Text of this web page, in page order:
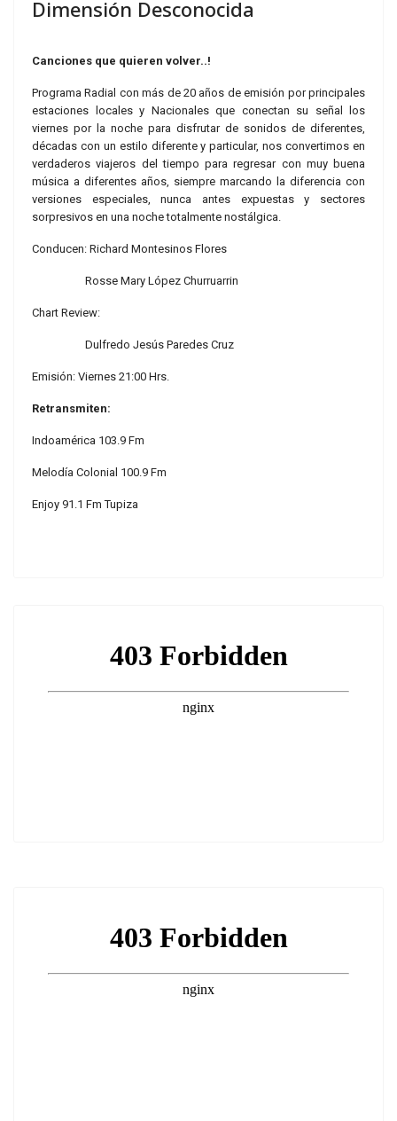
Dimensión Desconocida
Canciones que quieren volver..!
Programa Radial con más de 20 años de emisión por principales
estaciones locales y Nacionales que conectan su señal los
viernes por la noche para disfrutar de sonidos de diferentes,
décadas con un estilo diferente y particular, nos convertimos en
verdaderos viajeros del tiempo para regresar con muy buena
música a diferentes años, siempre marcando la diferencia con
versiones especiales, nunca antes expuestas y sectores
sorpresivos en una noche totalmente nostálgica.
Conducen: Richard Montesinos Flores
Rosse Mary López Churruarrin
Chart Review:
Dulfredo Jesús Paredes Cruz
Emisión: Viernes 21:00 Hrs.
Retransmiten:
Indoamérica 103.9 Fm
Melodía Colonial 100.9 Fm
Enjoy 91.1 Fm Tupiza